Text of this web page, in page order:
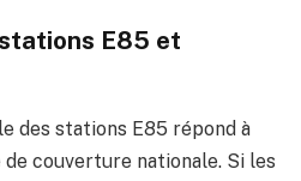
E85 et
des stations E85 répond à
couverture nationale. Si les